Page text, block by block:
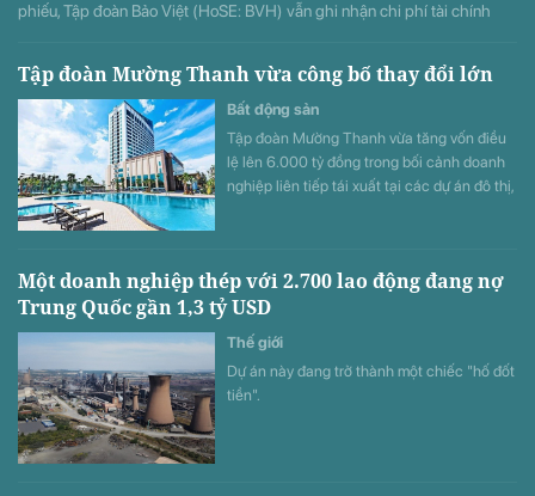
phiếu, Tập đoàn Bảo Việt (HoSE: BVH) vẫn ghi nhận chi phí tài chính
repo và lãi vay tăng đột biến 145,6% so với cùng kỳ, trở thành điểm nhấn
trên báo cáo tài chính.
Tập đoàn Mường Thanh vừa công bố thay đổi lớn
Bất động sản
Tập đoàn Mường Thanh vừa tăng vốn điều
lệ lên 6.000 tỷ đồng trong bối cảnh doanh
nghiệp liên tiếp tái xuất tại các dự án đô thị,
Một doanh nghiệp thép với 2.700 lao động đang nợ
Trung Quốc gần 1,3 tỷ USD
Thế giới
Dự án này đang trở thành một chiếc "hố đốt
tiền".